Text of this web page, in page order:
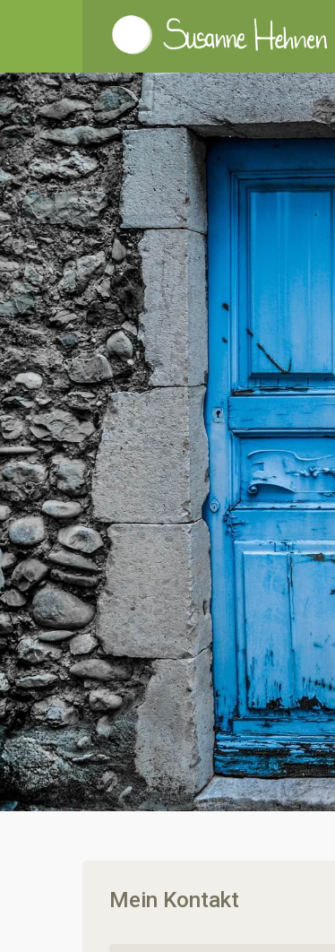
Mein Kontakt